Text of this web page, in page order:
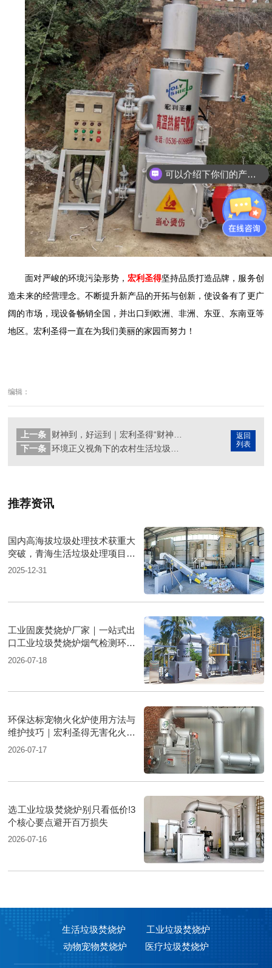
面对严峻的环境污染形势， 宏利圣得坚持品质打造品牌，服务创
造未来的经营理念。不断提升新产品的开拓与创新，使设备有了更广
阔的市场，现设备畅销全国，并出口到欧洲、非洲、东亚、东南亚等
地区。宏利圣得一直在为我们美丽的家园而努力！
编辑：
返回
列表
上一条
财神到，好运到｜宏利圣得“财神节”聚餐活动
下一条
推荐资讯
国内高海拔垃圾处理技术获重大
突破，青海生活垃圾处理项目树
行业新标杆
2025-12-31
工业固废焚烧炉厂家｜一站式出
口工业垃圾焚烧炉烟气检测环保
达标
2026-07-18
环保达标宠物火化炉使用方法与
维护技巧｜宏利圣得无害化火化
设备科普
2026-07-17
选工业垃圾焚烧炉别只看低价!3
个核心要点避开百万损失
2026-07-16
生活垃圾焚烧炉
工业垃圾焚烧炉
动物宠物焚烧炉
医疗垃圾焚烧炉
可以介绍下你们的产品么？